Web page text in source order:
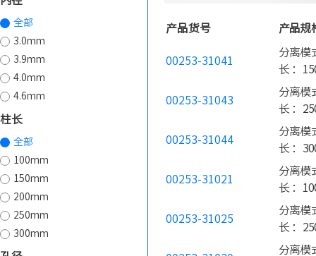
全部
3.0mm
3.9mm
4.0mm
4.6mm
柱长
全部
100mm
150mm
200mm
250mm
300mm
产品货号 产品规
00253-31041
分离模
长 ：
00253-31043
分离模
长 ：
00253-31044
分离模
长 ：
00253-31021
分离模
长 ：
00253-31025
分离模
长 ：
分离模